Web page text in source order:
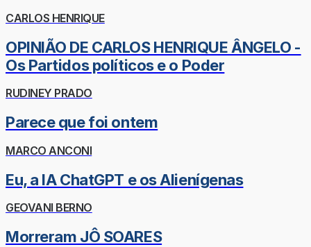
CARLOS HENRIQUE
OPINIÃO DE CARLOS HENRIQUE ÂNGELO -
Os Partidos políticos e o Poder
RUDINEY PRADO
Parece que foi ontem
MARCO ANCONI
Eu, a IA ChatGPT e os Alienígenas
GEOVANI BERNO
Morreram JÔ SOARES